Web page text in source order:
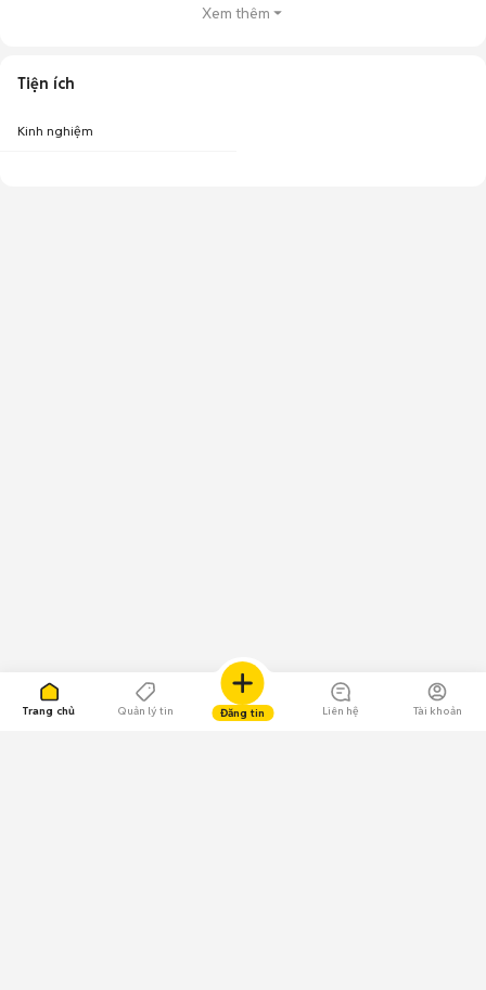
Trang chủ Quản lý tin Đăng tin Liên hệ Tài khoản
Xem thêm
Tiện ích
Kinh nghiệm